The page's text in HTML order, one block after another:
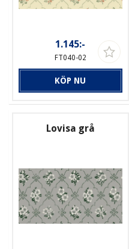
1.145:-
FT040-02
KÖP NU
Lovisa grå